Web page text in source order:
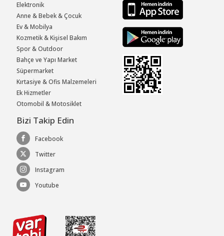
Elektronik
Anne & Bebek & Çocuk
Ev & Mobilya
Kozmetik & Kişisel Bakım
Spor & Outdoor
Bahçe ve Yapı Market
Süpermarket
Kırtasiye & Ofis Malzemeleri
Ek Hizmetler
Otomobil & Motosiklet
Bizi Takip Edin
Facebook
Twitter
Instagram
Youtube